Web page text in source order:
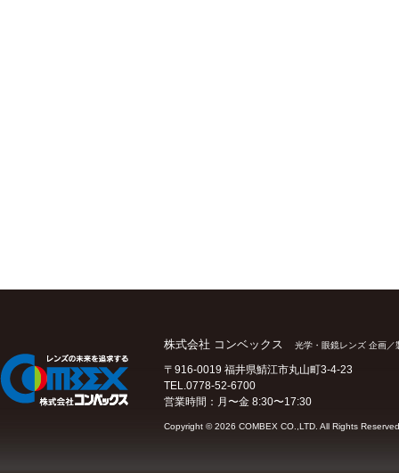
株式会社 コンベックス 光学・眼鏡レンズ 企画／
〒916-0019 福井県鯖江市丸山町3-4-23
TEL.0778-52-6700
営業時間：月〜金 8:30〜17:30
Copyright ©2026 COMBEX CO.,LTD. All Rights